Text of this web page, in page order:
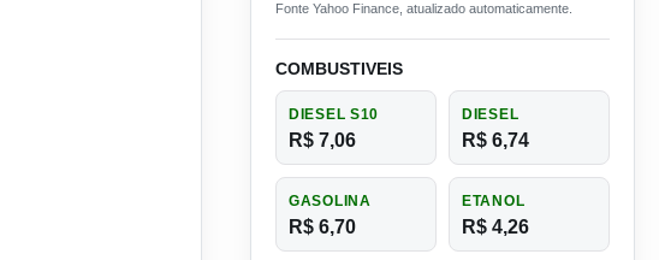
Fonte Yahoo Finance, atualizado automaticamente.
COMBUSTIVEIS
DIESEL S10
R$ 7,06
DIESEL
R$ 6,74
GASOLINA
R$ 6,70
ETANOL
R$ 4,26